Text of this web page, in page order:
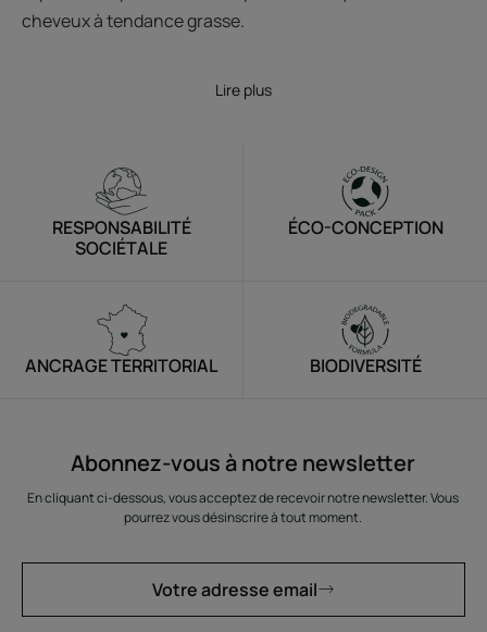
cheveux à tendance grasse.
Lire plus
RESPONSABILITÉ
SOCIÉTALE
ÉCO-CONCEPTION
ANCRAGE TERRITORIAL BIODIVERSITÉ
Abonnez-vous à notre newsletter
En cliquant ci-dessous, vous acceptez de recevoir notre newsletter. Vous
pourrez vous désinscrire à tout moment.
Votre adresse email